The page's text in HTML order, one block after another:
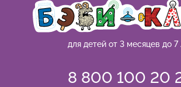
для детей от 3 месяцев до 7
8 800 100 20